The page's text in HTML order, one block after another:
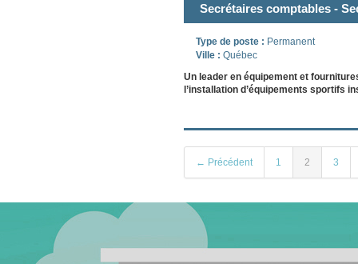
Secrétaires comptables -
Type de poste : Permanent
Ville : Québec
Un leader en équipement et
l’installation d’équipements sportifs
← Précédent 1 2 3